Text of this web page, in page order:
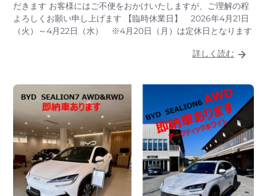
だきます お客様にはご不便をおかけいたしますが、ご理解の程
よろしくお願い申し上げます 【臨時休業日】 2026年4月21日
（火）～4月22日（水） ※4月20日（月）は定休日となります
詳しく読む